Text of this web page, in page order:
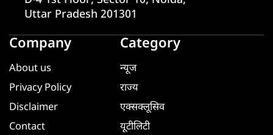
Uttar Pradesh 201301
Company
About us
Privacy Policy
Disclaimer
Contact
Category
न्यूज
राज्य
एक्सक्लूसिव
यूटीलिटी